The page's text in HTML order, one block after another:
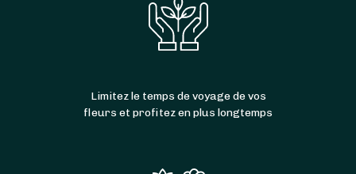
Limitez le temps de voyage de vos
fleurs et profitez en plus longtemps